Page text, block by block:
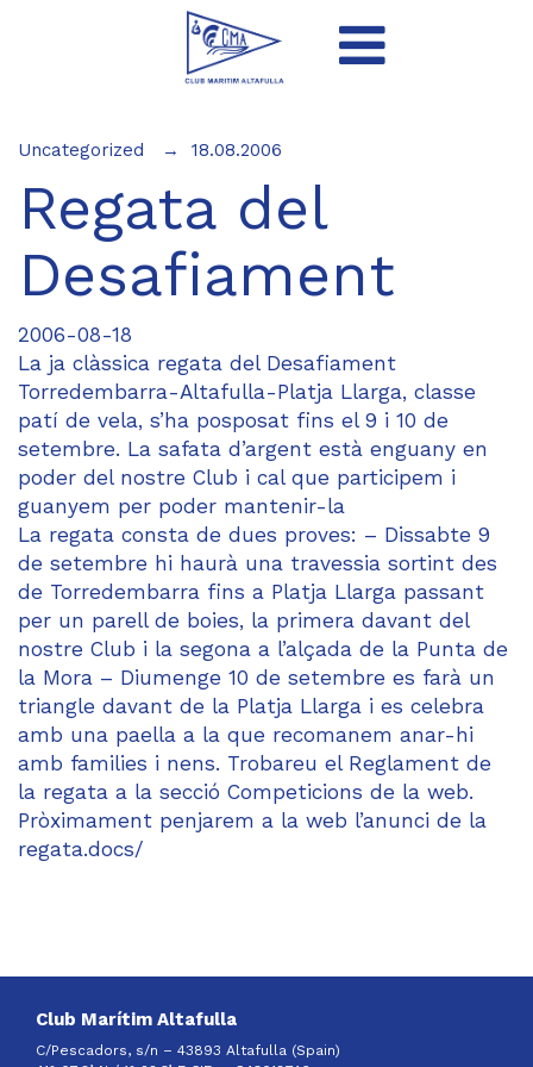
Uncategorized 18.08.2006
Regata del
Desafiament
2006-08-18
La ja clàssica regata del Desafiament
Torredembarra-Altafulla-Platja Llarga, classe
patí de vela, s’ha posposat fins el 9 i 10 de
setembre. La safata d’argent està enguany en
poder del nostre Club i cal que participem i
guanyem per poder mantenir-la
La regata consta de dues proves: – Dissabte 9
de setembre hi haurà una travessia sortint des
de Torredembarra fins a Platja Llarga passant
per un parell de boies, la primera davant del
nostre Club i la segona a l’alçada de la Punta de
la Mora – Diumenge 10 de setembre es farà un
triangle davant de la Platja Llarga i es celebra
amb una paella a la que recomanem anar-hi
amb families i nens. Trobareu el Reglament de
la regata a la secció Competicions de la web.
Pròximament penjarem a la web l’anunci de la
regata.docs/
Club Marítim Altafulla
C/Pescadors, s/n – 43893 Altafulla (Spain)